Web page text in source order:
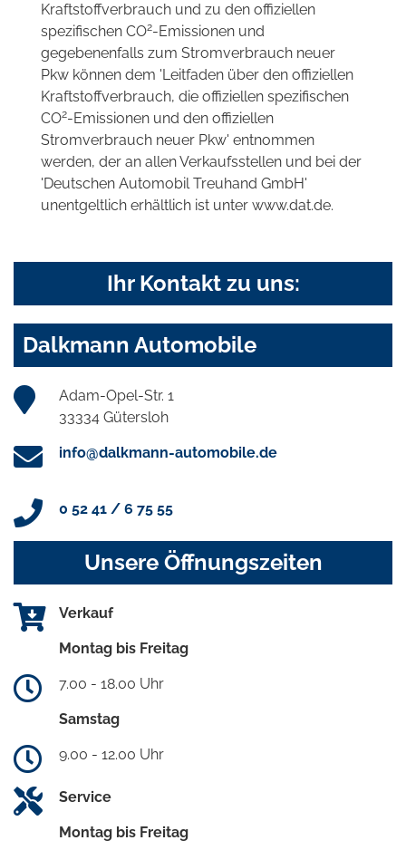
Kraftstoffverbrauch und zu den offiziellen
spezifischen CO2-Emissionen und
gegebenenfalls zum Stromverbrauch neuer
Pkw können dem 'Leitfaden über den offiziellen
Kraftstoffverbrauch, die offiziellen spezifischen
CO2-Emissionen und den offiziellen
Stromverbrauch neuer Pkw' entnommen
werden, der an allen Verkaufsstellen und bei der
'Deutschen Automobil Treuhand GmbH'
unentgeltlich erhältlich ist unter www.dat.de.
Ihr Kontakt zu uns:
Dalkmann Automobile
Adam-Opel-Str. 1
33334 Gütersloh
info@dalkmann-automobile.de
0 52 41 / 6 75 55
Unsere Öffnungszeiten
Verkauf
Montag bis Freitag
7.00 - 18.00 Uhr
Samstag
9.00 - 12.00 Uhr
Service
Montag bis Freitag